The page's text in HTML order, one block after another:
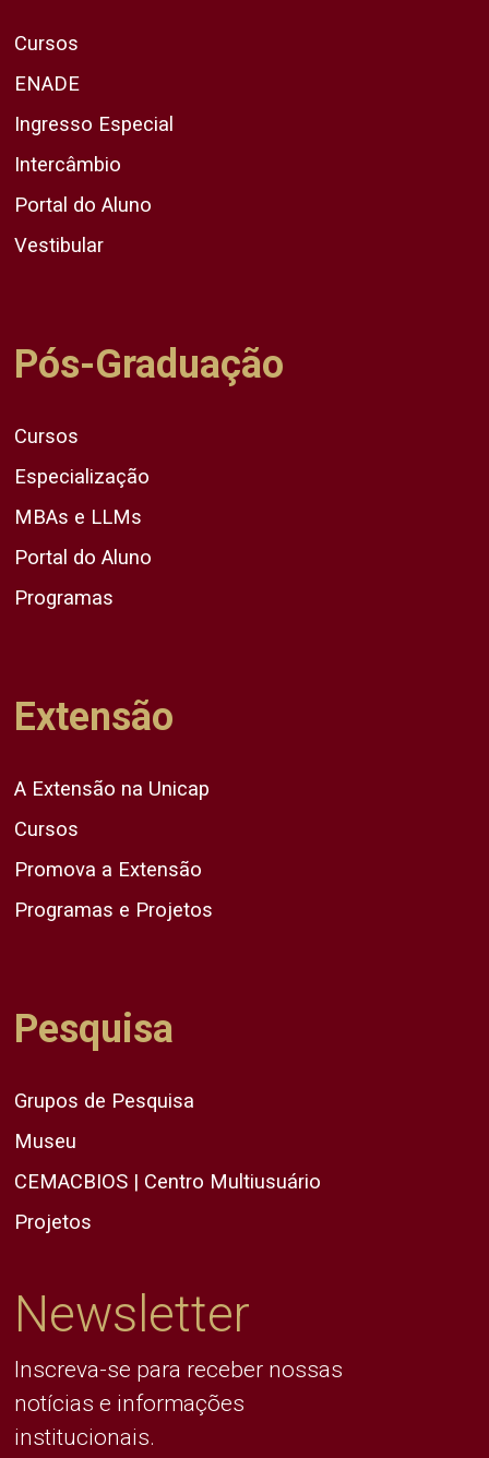
Cursos
ENADE
Ingresso Especial
Intercâmbio
Portal do Aluno
Vestibular
Pós-Graduação
Cursos
Especialização
MBAs e LLMs
Portal do Aluno
Programas
Extensão
A Extensão na Unicap
Cursos
Promova a Extensão
Programas e Projetos
Pesquisa
Grupos de Pesquisa
Museu
CEMACBIOS | Centro Multiusuário
Projetos
Newsletter
Inscreva-se para receber nossas
notícias e informações
institucionais.